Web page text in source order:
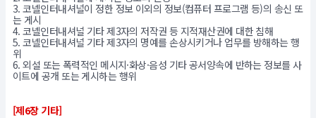
3. 코넬인터내셔널이 정한 정보 이외의 정보(컴퓨터 프로그램 등)의 송신 또
는 게시
4. 코넬인터내셔널 기타 제3자의 저작권 등 지적재산권에 대한 침해
5. 코넬인터내셔널 기타 제3자의 명예를 손상시키거나 업무를 방해하는 행
위
6. 외설 또는 폭력적인 메시지·화상·음성 기타 공서양속에 반하는 정보를 사
이트에 공개 또는 게시하는 행위
[제6장 기타]